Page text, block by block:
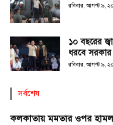
রবিবার, আগস্ট ৯,
১০ বছরের
ধরবে সরকার :
রবিবার, আগস্ট ৯,
সর্বশেষ
কলকাতায় মমতার ওপর